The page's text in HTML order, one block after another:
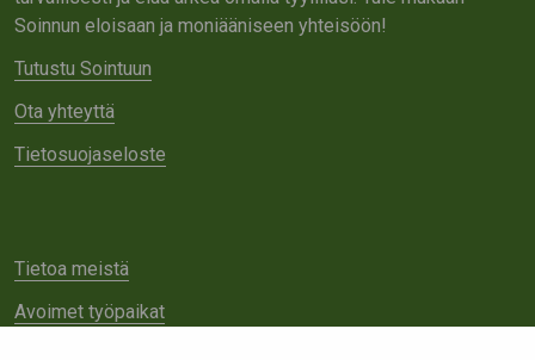
Soinnun eloisaan ja moniääniseen yhteisöön!
Tutustu Sointuun
Ota yhteyttä
Tietosuojaseloste
Tietoa meistä
Avoimet työpaikat